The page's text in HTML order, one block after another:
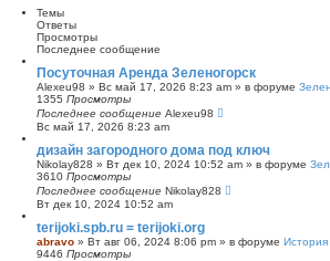
р
е
н
н
ы
й
п
о
и
к
Темы
Ответы
Просмотры
Последнее сообщение
Посуточная Аренда Зеленогорск
Alexeu98 » Вс май 17, 2026 8:23 am » в форуме
1355 Просмотры
Последнее сообщение Alexeu98
Вс май 17, 2026 8:23 am
дизайн загородного дома под ключ
Nikolay828 » Вт дек 10, 2024 10:52 am » в форуме
3610 Просмотры
Последнее сообщение Nikolay828
Вт дек 10, 2024 10:52 am
terijoki.spb.ru = terijoki.org
abravo » Вт авг 06, 2024 8:06 pm » в форуме
9446 Просмотры